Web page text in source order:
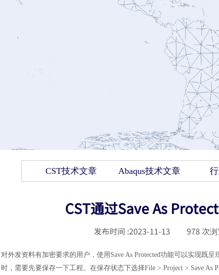
CST技术文章 Abaqus技术文章
CST通过Save As
发布时间 :2023-11-13 978 次
对外发资料有加密要求的用户，使用 Save As Protected功能可以实现既
时，需要先要保存一下工程。在保存状态下选择File > Project > Save As